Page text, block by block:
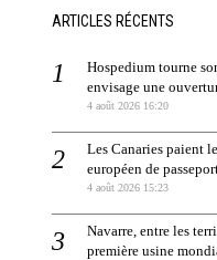
ARTICLES RÉCENTS
Hospedium tourne
envisage une
4 août 2026 16:20
Les Canaries paient
européen de
4 août 2026 15:23
Navarre, entre les
première usine